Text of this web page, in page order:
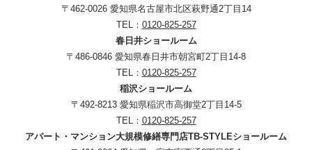
〒462-0026 愛知県名古屋市北区萩野通2丁目14
TEL： 0120-825-257
春日井ショールーム
〒486-0846 愛知県春日井市朝宮町2丁目14-8
TEL： 0120-825-257
稲沢ショールーム
〒492-8213 愛知県稲沢市高御堂2丁目14-5
TEL： 0120-825-257
アパート・マンション大規模修繕専門店TB-STYLEショールーム